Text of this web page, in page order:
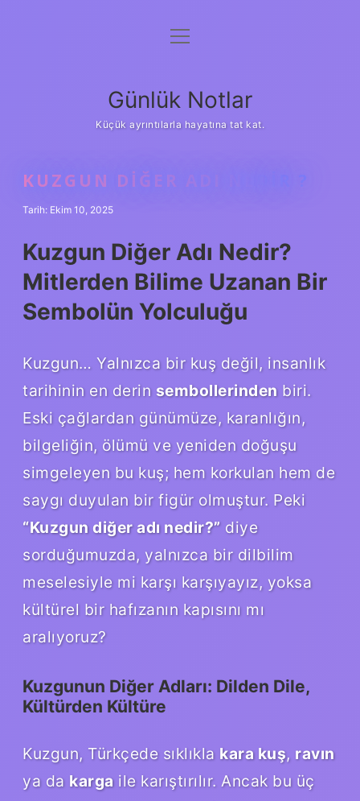
Anasayfa
Yasal Uyarı
menüyü
Günlük Notlar
Küçük ayrıntılarla hayatına tat kat.
KUZGUN DIĞER ADI NEDIR ?
Tarih: Ekim 10, 2025
Kuzgun Diğer Adı Nedir?
Mitlerden Bilime Uzanan Bir
Sembolün Yolculuğu
Kuzgun… Yalnızca bir kuş değil, insanlık
tarihinin en derin sembollerindenbiri.
Eski çağlardan günümüze, karanlığın,
bilgeliğin, ölümü ve yeniden doğuşu
simgeleyen bu kuş; hem korkulan hem de
saygı duyulan bir figür olmuştur. Peki
“Kuzgun diğer adı nedir?”diye
sorduğumuzda, yalnızca bir dilbilim
meselesiyle mi karşı karşıyayız, yoksa
kültürel bir hafızanın kapısını mı
aralıyoruz?
Kuzgunun Diğer Adları: Dilden Dile,
Kültürden Kültüre
Kuzgun, Türkçede sıklıkla kara kuş, ravın
ya da kargaile karıştırılır. Ancak bu üç